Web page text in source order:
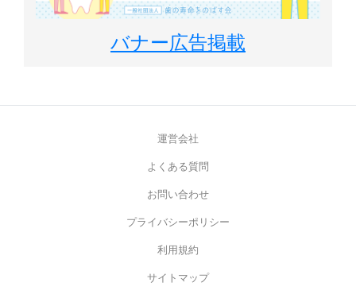
バナー広告掲載
運営会社
よくある質問
お問い合わせ
プライバシーポリシー
利用規約
サイトマップ